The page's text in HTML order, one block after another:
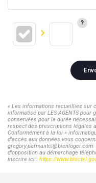
« Les informations recueillies sur
informatisé par LES AGENTS pour
conservées pour la durée
respect des prescriptions légales
Conformément à la loi «
d'accès aux données vous
d'opposition au démarchage
inscrire ici : https://